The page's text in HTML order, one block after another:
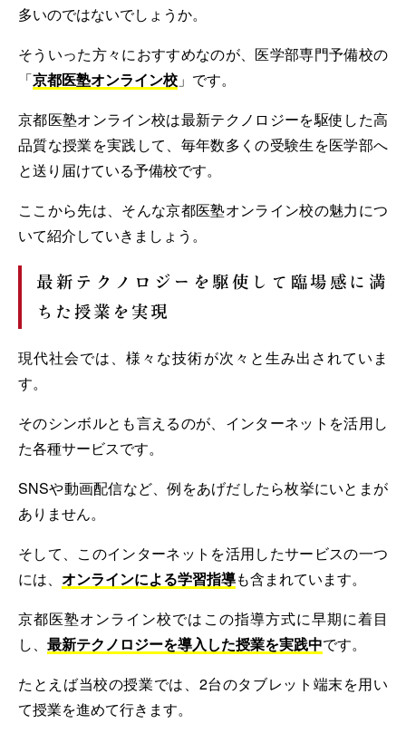
多いのではないでしょうか。
そういった方々におすすめなのが、医学部専門予備校の
「京都医塾オンライン校 」です。
京都医塾オンライン校は最新テクノロジーを駆使した高
品質な授業を実践して、毎年数多くの受験生を医学部へ
と送り届けている予備校です。
ここから先は、そんな京都医塾オンライン校の魅力につ
いて紹介していきましょう。
最新テクノロジーを駆使して臨場感に満
ちた授業を実現
現代社会では、様々な技術が次々と生み出されていま
す。
そのシンボルとも言えるのが、インターネットを活用し
た各種サービスです。
SNSや動画配信など、例をあげだしたら枚挙にいとまが
ありません。
そして、このインターネットを活用したサービスの一つ
には、 オンラインによる学習指導も含まれています。
京都医塾オンライン校ではこの指導方式に早期に着目
し、 最新テクノロジーを導入した授業を実践中です。
たとえば当校の授業では、2台のタブレット端末を用い
て授業を進めて行きます。